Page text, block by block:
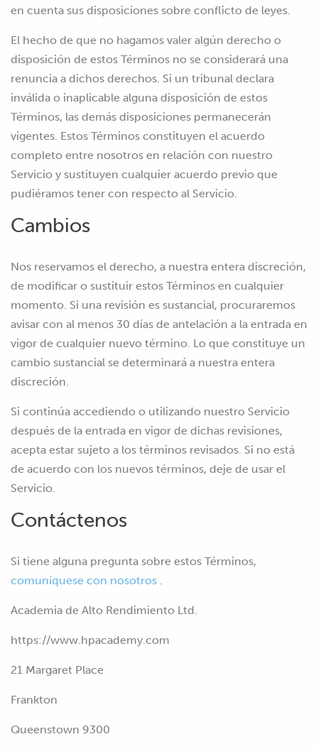
en cuenta sus disposiciones sobre conflicto de leyes.
El hecho de que no hagamos valer algún derecho o
disposición de estos Términos no se considerará una
renuncia a dichos derechos. Si un tribunal declara
inválida o inaplicable alguna disposición de estos
Términos, las demás disposiciones permanecerán
vigentes. Estos Términos constituyen el acuerdo
completo entre nosotros en relación con nuestro
Servicio y sustituyen cualquier acuerdo previo que
pudiéramos tener con respecto al Servicio.
Cambios
Nos reservamos el derecho, a nuestra entera discreción,
de modificar o sustituir estos Términos en cualquier
momento. Si una revisión es sustancial, procuraremos
avisar con al menos 30 días de antelación a la entrada en
vigor de cualquier nuevo término. Lo que constituye un
cambio sustancial se determinará a nuestra entera
discreción.
Si continúa accediendo o utilizando nuestro Servicio
después de la entrada en vigor de dichas revisiones,
acepta estar sujeto a los términos revisados. Si no está
de acuerdo con los nuevos términos, deje de usar el
Servicio.
Contáctenos
Si tiene alguna pregunta sobre estos Términos,
comuníquese con nosotros
Academia de Alto Rendimiento Ltd.
https://www.hpacademy.com
21 Margaret Place
Frankton
Queenstown 9300